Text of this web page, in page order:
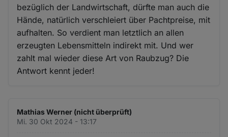
bezüglich der Landwirtschaft, dürfte man auch die
Hände, natürlich verschleiert über Pachtpreise, mit
aufhalten. So verdient man letztlich an allen
erzeugten Lebensmitteln indirekt mit. Und wer
zahlt mal wieder diese Art von Raubzug? Die
Antwort kennt jeder!
Mathias Werner (nicht überprüft)
Mi. 30 Okt 2024 - 13:17